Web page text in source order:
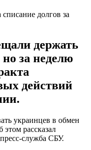
долгов за
держать
за неделю
действий
украинцев в обмен
рассказал
пресс-служба СБУ.